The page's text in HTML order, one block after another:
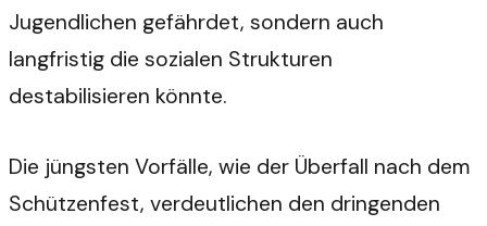
Jugendlichen gefährdet, sondern auch
langfristig die sozialen Strukturen
destabilisieren könnte.
Die jüngsten Vorfälle, wie der Überfall nach dem
Schützenfest, verdeutlichen den dringenden